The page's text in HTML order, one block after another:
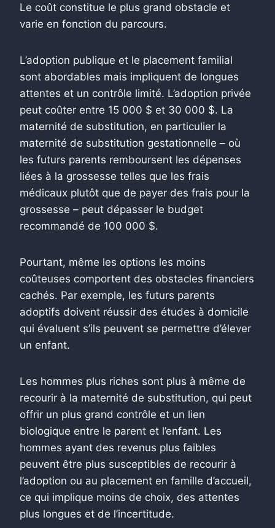
Le coût constitue le plus grand obstacle et
varie en fonction du parcours.
L’adoption publique et le placement familial
sont abordables mais impliquent de longues
attentes et un contrôle limité. L’adoption privée
peut coûter entre 15 000 $ et 30 000 $. La
maternité de substitution, en particulier la
maternité de substitution gestationnelle – où
les futurs parents remboursent les dépenses
liées à la grossesse telles que les frais
médicaux plutôt que de payer des frais pour la
grossesse – peut dépasser le budget
recommandé de 100 000 $.
Pourtant, même les options les moins
coûteuses comportent des obstacles financiers
cachés. Par exemple, les futurs parents
adoptifs doivent réussir des études à domicile
qui évaluent s’ils peuvent se permettre d’élever
un enfant.
Les hommes plus riches sont plus à même de
recourir à la maternité de substitution, qui peut
offrir un plus grand contrôle et un lien
biologique entre le parent et l’enfant. Les
hommes ayant des revenus plus faibles
peuvent être plus susceptibles de recourir à
l’adoption ou au placement en famille d’accueil,
ce qui implique moins de choix, des attentes
plus longues et de l’incertitude.